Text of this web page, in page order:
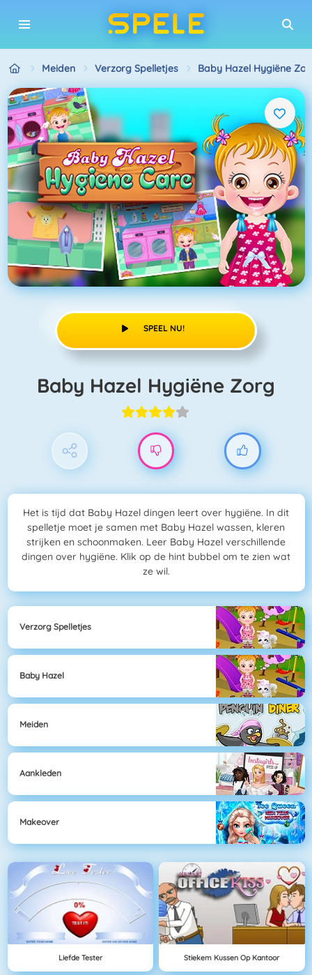
Meiden Verzorg Spelletjes Baby Hazel Hygiëne
SPEEL NU!
Baby Hazel Hygiëne Zorg
Het is tijd dat Baby Hazel dingen leert over hygiëne. In dit
spelletje moet je samen met Baby Hazel wassen, kleren
strijken en schoonmaken. Leer Baby Hazel verschillende
dingen over hygiëne. Klik op de hint bubbel om te zien wat
ze wil.
Verzorg Spelletjes
Baby Hazel
Meiden
Aankleden
Makeover
Liefde Tester Stiekem Kussen Op Kantoor